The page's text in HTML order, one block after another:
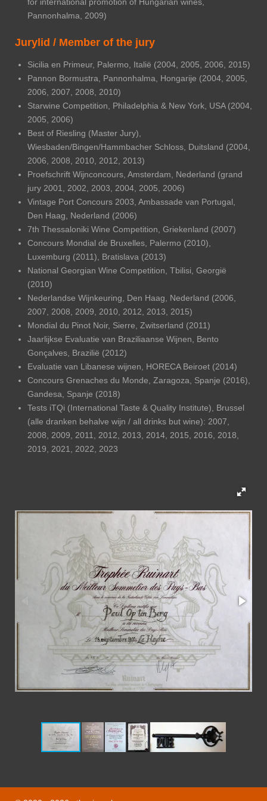
Pannonhalma, 2009)
Jurylid / Member of the jury
Sicilia en Primeur, Palermo, Italië (2004, 2005, 2006, 2015)
Pannon Bormustra, Pannonhalma, Hongarije (2004, 2005,
2006, 2007, 2008, 2010)
Starwine Competition, Philadelphia & New York, USA (2004,
2005, 2006)
Best of Riesling (Master Jury),
Wiesbaden/Bingen/Hammbacher Schloss, Duitsland (2004,
2006, 2008, 2010, 2012, 2013)
Proefschrift Wijnconcours, Amsterdam, Nederland (grand
jury 2001, 2002, 2003, 2004, 2005, 2006)
Vintage Port Concours 2003, Ambassade van Portugal,
Den Haag, Nederland (2006)
7th Thessaloniki Wine Competition, Griekenland (2007)
Concours Mondial de Bruxelles, Palermo (2010),
Luxemburg (2011), Bratislava (2013)
National Georgian Wine Competition, Tbilisi, Georgië
(2010)
Nederlandse Wijnkeuring, Den Haag, Nederland (2006,
2007, 2008, 2009, 2010, 2012, 2013, 2015)
Mondial du Pinot Noir, Sierre, Zwitserland (2011)
Jaarlijkse Evaluatie van Braziliaanse Wijnen, Bento
Gonçalves, Brazilië (2012)
Evaluatie van Libanese wijnen, HORECA Beiroet (2014)
Concours Grenaches du Monde, Zaragoza, Spanje (2016),
Gandesa, Spanje (2018)
Tests iTQi (International Taste & Quality Institute), Brussel
(alle dranken behalve wijn / all drinks but wine): 2007,
2008, 2009, 2011, 2012, 2013, 2014, 2015, 2016, 2018,
2019, 2021, 2022, 2023